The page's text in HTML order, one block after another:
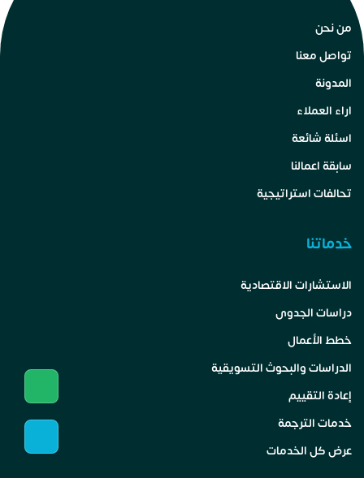
من نحن
تواصل معنا
المدونة
اراء العملاء
اسئلة شائعة
سابقة اعمالنا
تحالفات استراتيجية
خدماتنا
الاستشارات الاقتصادية
دراسات الجدوى
خطط الأعمال
الدراسات والبحوث التسويقية
إعادة التقييم
خدمات الترجمة
عرض كل الخدمات